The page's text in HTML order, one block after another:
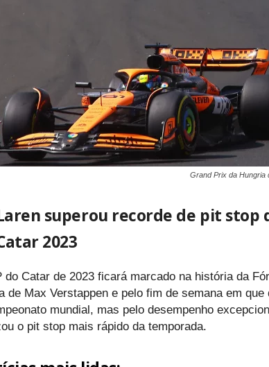
Grand Prix da Hungria
superou recorde de pit stop
2023
do Catar de 2023 ficará marcado na história da
de Max Verstappen e pelo fim de semana em que
mundial, mas pelo desempenho
o pit stop mais rápido da temporada.